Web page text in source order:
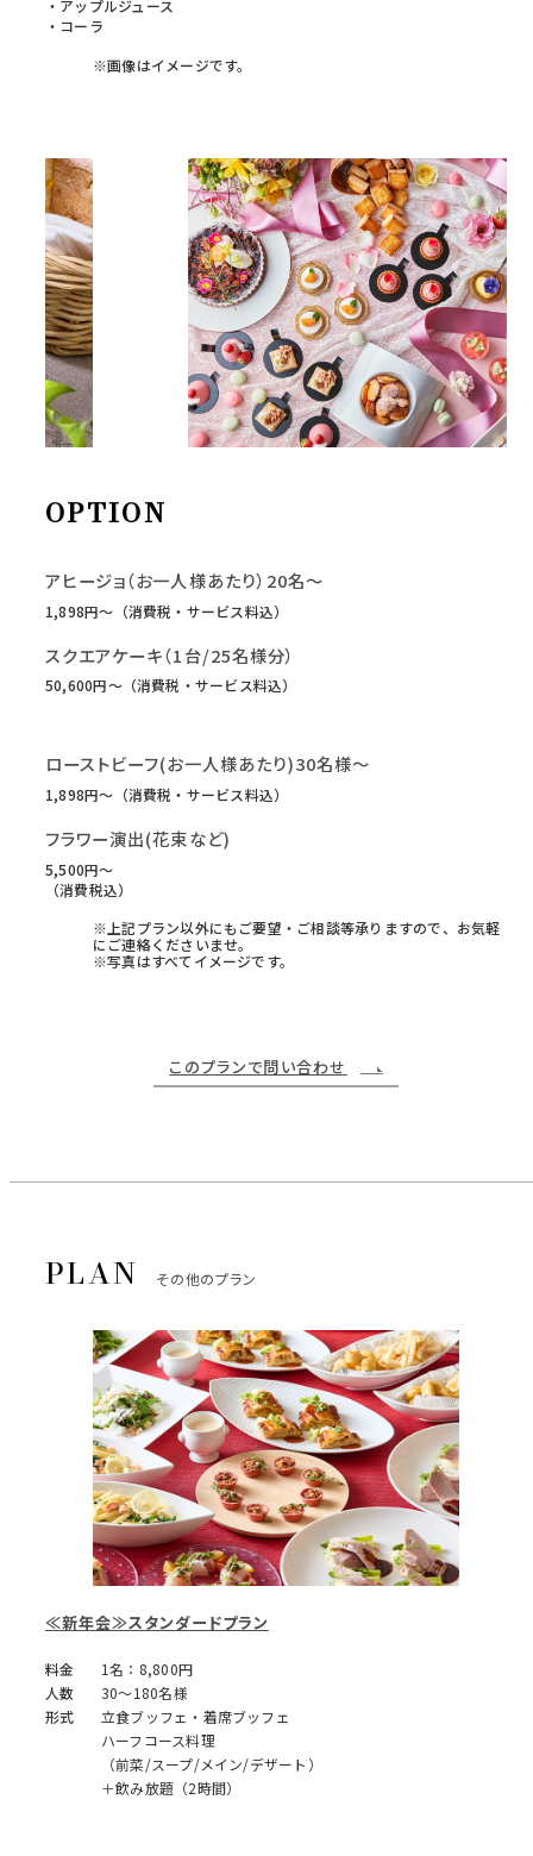
・アップルジュース
・コーラ
※画像はイメージです。
OPTION
アヒージョ（お一人様あたり）20名～
1,898円〜（消費税・サービス料込）
スクエアケーキ（1台/25名様分）
50,600円〜（消費税・サービス料込）
ローストビーフ(お一人様あたり)30名様～
1,898円〜（消費税・サービス料込）
フラワー演出(花束など)
5,500円〜
（消費税込）
※上記プラン以外にもご要望・ご相談等承りますので、お気軽
にご連絡くださいませ。
※写真はすべてイメージです。
このプランで問い合わせ
その他のプラン
≪新年会≫スタンダードプラン
料金
1名：8,800円
人数
30～180名様
形式
立食ブッフェ・着席ブッフェ
ハーフコース料理
（前菜/スープ/メイン/デザート）
＋飲み放題（2時間）